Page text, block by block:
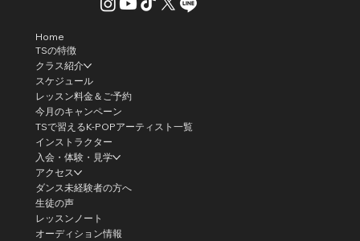
Home
TSの特徴
クラス紹介
スケジュール
レッスン料金＆ご予約
今月のキャンペーン
TSで習えるK-POPアーティスト一覧
インストラクター
入会・体験・見学
アクセス
ダンス未経験者の方へ
生徒の声
レッスンノート
オーディション情報